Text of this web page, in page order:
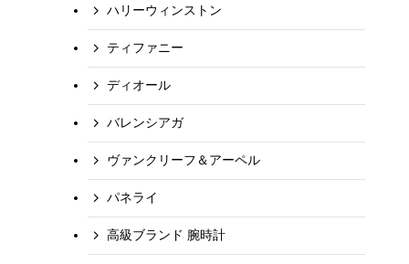
ハリーウィンストン
ティファニー
ディオール
バレンシアガ
ヴァンクリーフ＆アーペル
パネライ
高級ブランド 腕時計